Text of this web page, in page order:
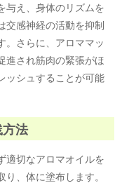
与え、身体のリズムを
交感神経の活動を抑制
。さらに、アロママッ
進され筋肉の緊張がほ
ッシュすることが可能
法
適切なアロマオイルを
、体に塗布します。